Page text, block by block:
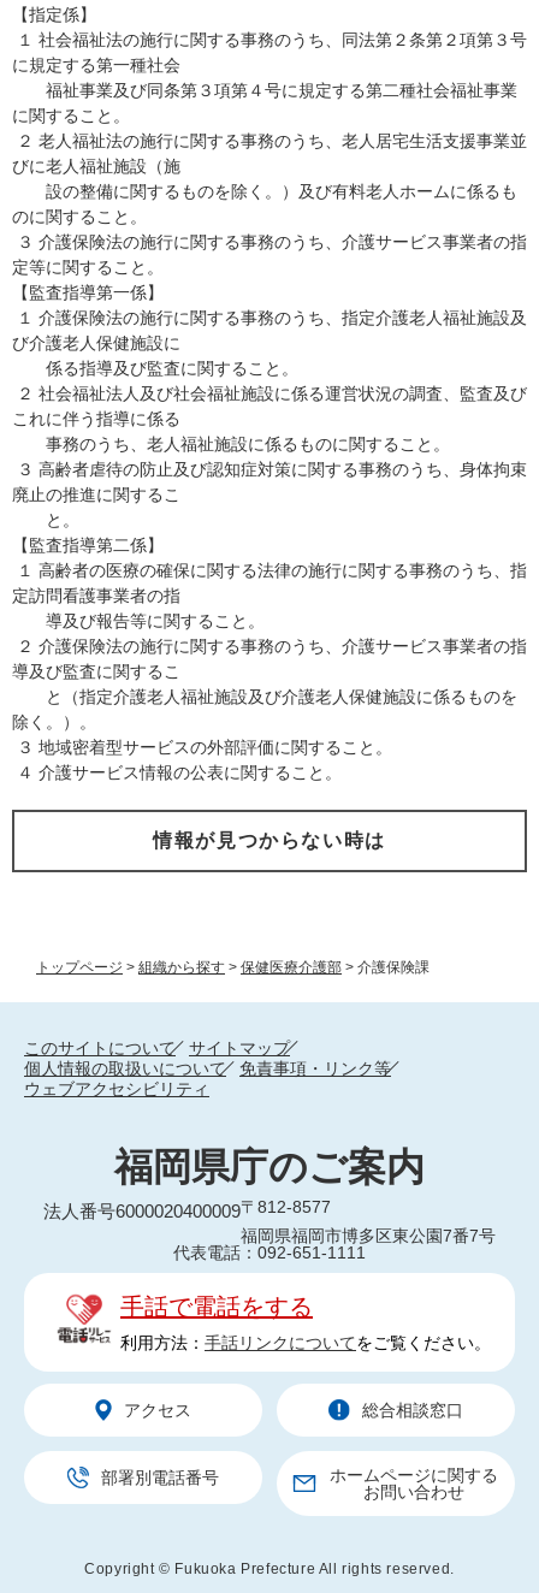
トップページ > 組織から探す > 保健医療介護部 > 介護保険課
【指定係】
１ 社会福祉法の施行に関する事務のうち、同法第２条第２項第３号
に規定する第一種社会
福祉事業及び同条第３項第４号に規定する第二種社会福祉事業
に関すること。
２ 老人福祉法の施行に関する事務のうち、老人居宅生活支援事業並
びに老人福祉施設（施
設の整備に関するものを除く。）及び有料老人ホームに係るも
のに関すること。
３ 介護保険法の施行に関する事務のうち、介護サービス事業者の指
定等に関すること。
【監査指導第一係】
１ 介護保険法の施行に関する事務のうち、指定介護老人福祉施設及
び介護老人保健施設に
係る指導及び監査に関すること。
２ 社会福祉法人及び社会福祉施設に係る運営状況の調査、監査及び
これに伴う指導に係る
事務のうち、老人福祉施設に係るものに関すること。
３ 高齢者虐待の防止及び認知症対策に関する事務のうち、身体拘束
廃止の推進に関するこ
と。
【監査指導第二係】
１ 高齢者の医療の確保に関する法律の施行に関する事務のうち、指
定訪問看護事業者の指
導及び報告等に関すること。
２ 介護保険法の施行に関する事務のうち、介護サービス事業者の指
導及び監査に関するこ
と（指定介護老人福祉施設及び介護老人保健施設に係るものを
除く。）。
３ 地域密着型サービスの外部評価に関すること。
４ 介護サービス情報の公表に関すること。
情報が見つからない時は
このサイトについて
サイトマップ
個人情報の取扱いについて
免責事項・リンク等
ウェブアクセシビリティ
福岡県庁のご案内
法人番号6000020400009〒812-8577
福岡県福岡市博多区東公園7番7号
代表電話：092-651-1111
手話で電話をする
利用方法： 手話リンクについてをご覧ください。
アクセス 総合相談窓口
部署別電話番号
ホームページに関する
お問い合わせ
Copyright © Fukuoka Prefecture All rights reserved.